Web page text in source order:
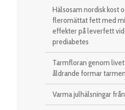
Hälsosam nordisk kost
fleromättat fett med
effekter på leverfett
prediabetes
Tarmfloran genom
åldrande formar
Varma julhälsningar